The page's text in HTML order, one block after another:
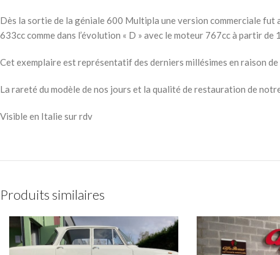
Dès la sortie de la géniale 600 Multipla une version commerciale fut
633cc comme dans l’évolution « D » avec le moteur 767cc à partir de
Cet exemplaire est représentatif des derniers millésimes en raison
La rareté du modèle de nos jours et la qualité de restauration de
Visible en Italie sur rdv
Produits similaires